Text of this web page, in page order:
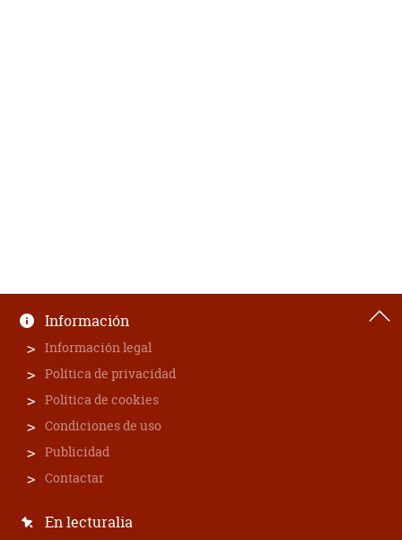
Información
Información legal
Política de privacidad
Política de cookies
Condiciones de uso
Publicidad
Contactar
En lecturalia